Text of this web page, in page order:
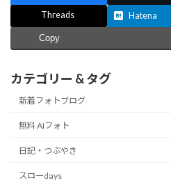
Threads Hatena
Copy
カテゴリー & タグ
新着フォトブログ
無料 AIフォト
日記・つぶやき
スローdays